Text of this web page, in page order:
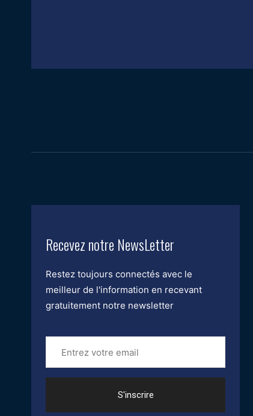
Recevez notre NewsLetter
Restez toujours connectés avec le
meilleur de l'information en recevant
gratuitement notre newsletter
Entrez
votre
email